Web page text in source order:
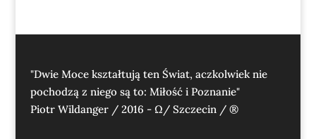
"Dwie Moce kształtują ten Świat, aczkolwiek nie
pochodzą z niego są to: Miłość i Poznanie"
Piotr Wildanger / 2016 - Ω/ Szczecin / ®